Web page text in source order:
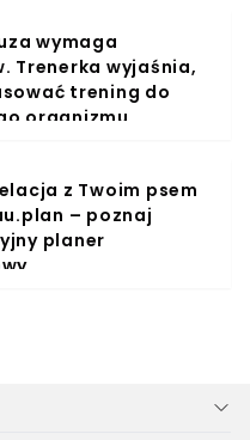
wymaga
Trenerka wyjaśnia,
trening do
organizmu
z Twoim psem
– poznaj
planer